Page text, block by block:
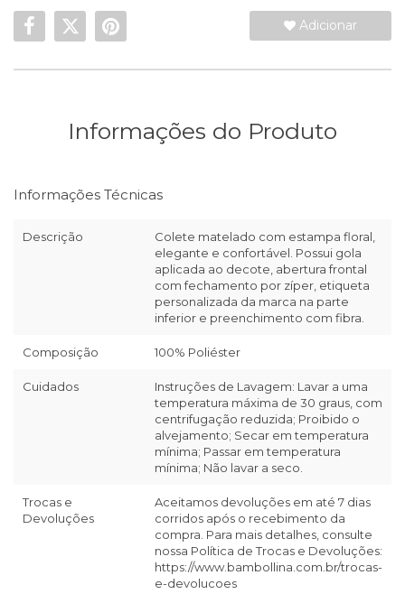
Adicionar
Informações do Produto
Informações Técnicas
Descrição
Colete matelado com estampa floral,
elegante e confortável. Possui gola
aplicada ao decote, abertura frontal
com fechamento por zíper, etiqueta
personalizada da marca na parte
inferior e preenchimento com fibra.
Composição 100% Poliéster
Cuidados
Instruções de Lavagem: Lavar a uma
temperatura máxima de 30 graus, com
centrifugação reduzida; Proibido o
alvejamento; Secar em temperatura
mínima; Passar em temperatura
mínima; Não lavar a seco.
Trocas e
Devoluções
Aceitamos devoluções em até 7 dias
corridos após o recebimento da
compra. Para mais detalhes, consulte
nossa Política de Trocas e Devoluções:
https://www.bambollina.com.br/trocas-
e-devolucoes